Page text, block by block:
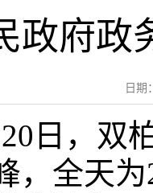
政府政
日
日，双
，全天